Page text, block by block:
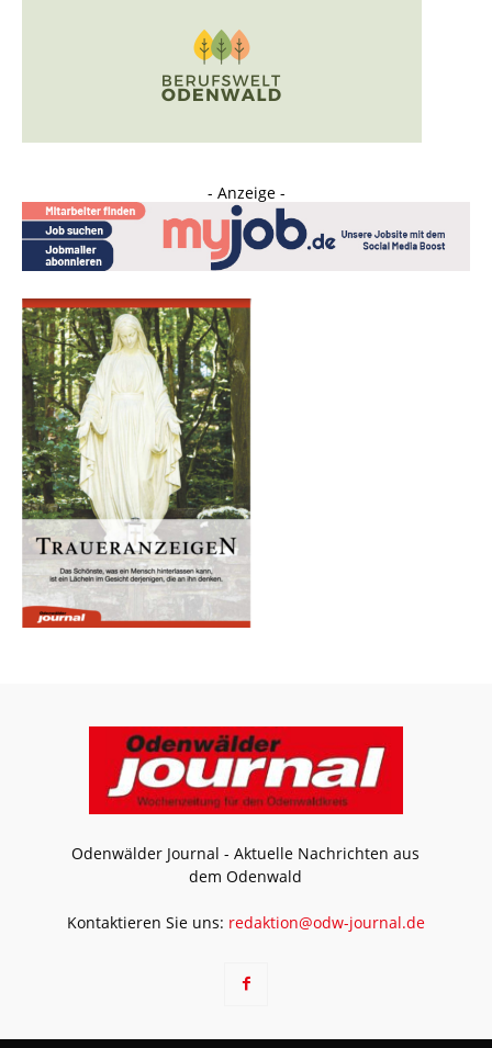
- Anzeige -
Odenwälder Journal - Aktuelle Nachrichten aus
dem Odenwald
Kontaktieren Sie uns: redaktion@odw-journal.de